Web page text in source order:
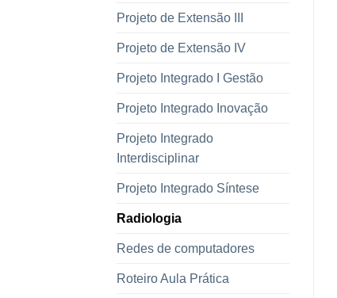
Projeto de Extensão III
Projeto de Extensão IV
Projeto Integrado I Gestão
Projeto Integrado Inovação
Projeto Integrado
Interdisciplinar
Projeto Integrado Síntese
Radiologia
Redes de computadores
Roteiro Aula Prática